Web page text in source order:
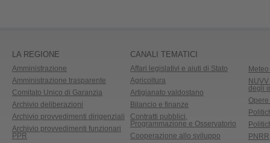
LA REGIONE
Amministrazione
Amministrazione trasparente
Comitato Unico di Garanzia
Archivio deliberazioni
Archivio provvedimenti dirigenziali
Archivio provvedimenti funzionari
PPR
CANALI TEMATICI
Affari legislativi e aiuti di Stato
Agricoltura
Artigianato valdostano
Bilancio e finanze
Contratti pubblici,
Programmazione e Osservatorio
Cooperazione allo sviluppo
degli
PNRR